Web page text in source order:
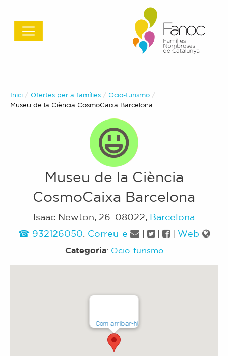
Inici Ofertes per a famílies
Ocio-turismo
Actual:
Museu de la Ciència CosmoCaixa Barcelona
Museu de la Ciència
CosmoCaixa Barcelona
Isaac Newton, 26 08022, Barcelona
932126050 Correu-e Web
Categoria: Ocio-turismo
Com arribar-hi